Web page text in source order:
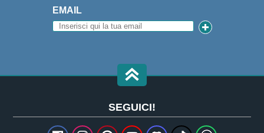
EMAIL
SEGUICI!